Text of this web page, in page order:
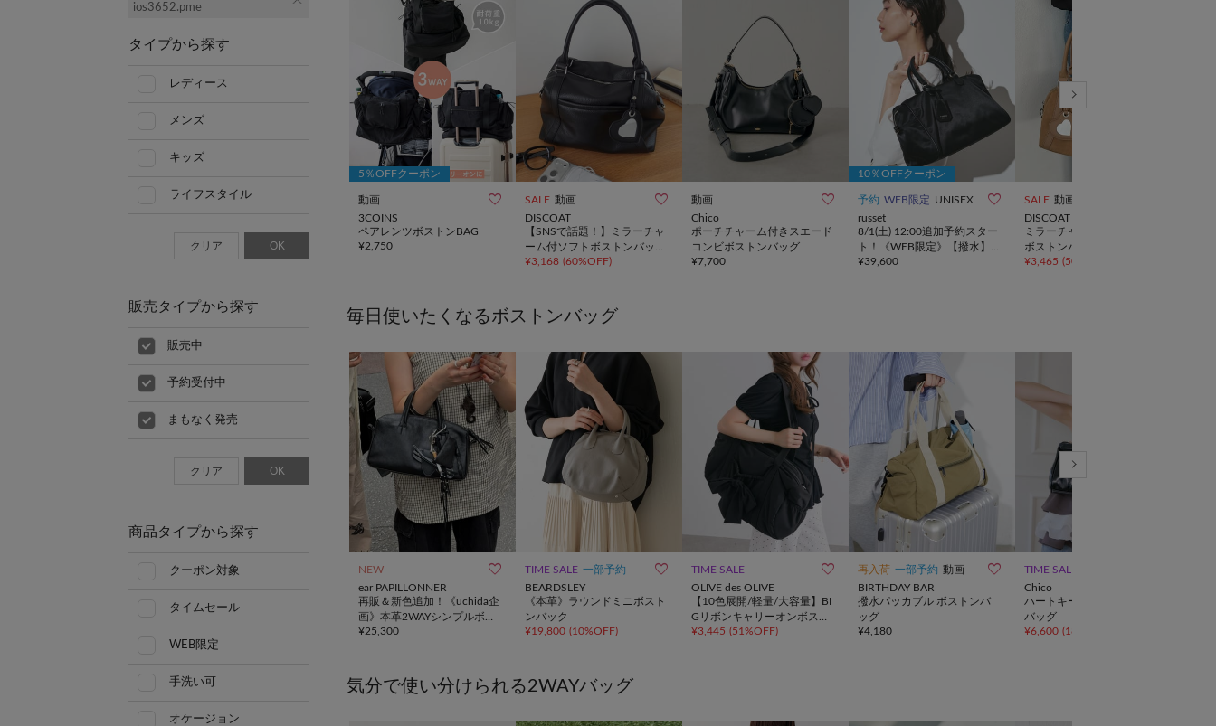
5％OFFクーポン
動画 
3COINS
ペアレンツボストンBAG
¥2,750
SALE 動画 
DISCOAT
【SNSで話題！】ミラーチャ
ーム付ソフトボストンバッグ
《詳細動画あり》
¥3,168 (60%OFF)
動画 
Chico
ポーチチャーム付きスエード
コンビボストンバッグ
¥7,700
10％OFFクーポン
予約 WEB限定 UNISEX 
russet
8/1(土) 12:00追加予約スター
ト！《WEB限定》【撥水】
クラウズナイロン2WAYボス
¥39,600
SALE 動画
DISCOAT
ミラーチャーム付ソフトミニ
ボストンバッグ《詳細動画あ
り》
¥3,465 (50%OFF
毎日使いたくなるボストンバッグ
NEW 
ear PAPILLONNER
再販＆新色追加！《uchida企
画》本革2WAYシンプルボス
トンバッグ
¥25,300
TIME SALE 一部予約 
BEARDSLEY
《本革》ラウンドミニボスト
ンバック
¥19,800 (10%OFF)
TIME SALE 
OLIVE des OLIVE
【10色展開/軽量/大容量】BI
Gリボンキャリーオンボスト
ンバッグ
¥3,445 (51%OFF)
再入荷 一部予約 動画 
BIRTHDAY BAR
撥水パッカブル ボストンバ
ッグ
¥4,180
TIME SALE
Chico
ハートキーチャームボストン
バッグ
¥6,600 (18%OFF
気分で使い分けられる2WAYバッグ
ios3652.pme
タイプから探す
レディース
メンズ
キッズ
ライフスタイル
クリア OK
販売タイプから探す
販売中
予約受付中
まもなく発売
クリア OK
商品タイプから探す
クーポン対象
タイムセール
WEB限定
手洗い可
オケージョン